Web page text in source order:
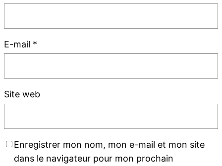
E-mail *
Site web
Enregistrer mon nom, mon e-mail et mon site
dans le navigateur pour mon prochain